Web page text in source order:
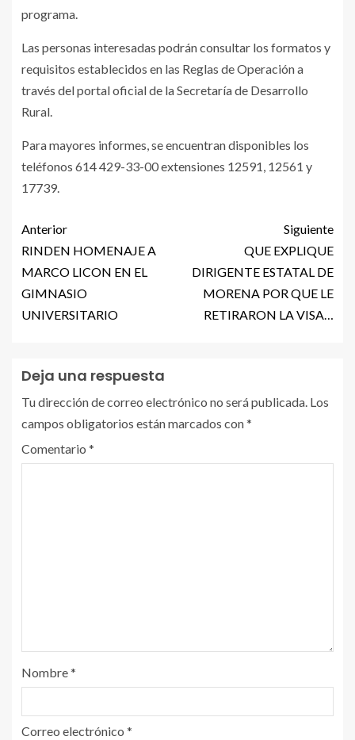
programa.
Las personas interesadas podrán consultar los formatos y
requisitos establecidos en las Reglas de Operación a
través del portal oficial de la Secretaría de Desarrollo
Rural.
Para mayores informes, se encuentran disponibles los
teléfonos 614 429-33-00 extensiones 12591, 12561 y
17739.
Anterior
RINDEN HOMENAJE A
MARCO LICON EN EL
GIMNASIO
UNIVERSITARIO
Siguiente
QUE EXPLIQUE
DIRIGENTE ESTATAL DE
MORENA POR QUE LE
RETIRARON LA VISA…
Deja una respuesta
Tu dirección de correo electrónico no será publicada. Los
campos obligatorios están marcados con*
Comentario *
Nombre*
Correo electrónico *